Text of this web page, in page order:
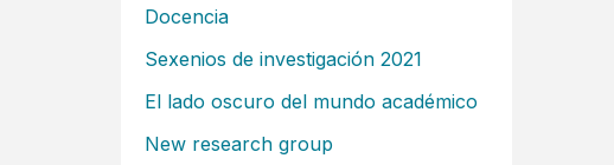
Docencia
Sexenios de investigación 2021
El lado oscuro del mundo académico
New research group